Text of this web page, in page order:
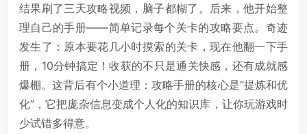
结果刷了三天攻略视频，脑子都糊了。后来，他开始整
理自己的手册——简单记录每个关卡的攻略要点。奇迹
发生了：原本要花几小时摸索的关卡，现在他翻一下手
册，10分钟搞定！收获的不只是通关快感，还有成就感
爆棚。这背后有个小道理：攻略手册的核心是“提炼和优
化”，它把庞杂信息变成个人化的知识库，让你玩游戏时
少试错多得意。